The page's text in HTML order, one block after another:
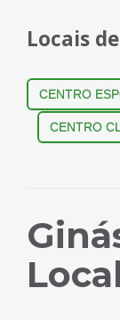
Locais
CENTRO
CENTRO